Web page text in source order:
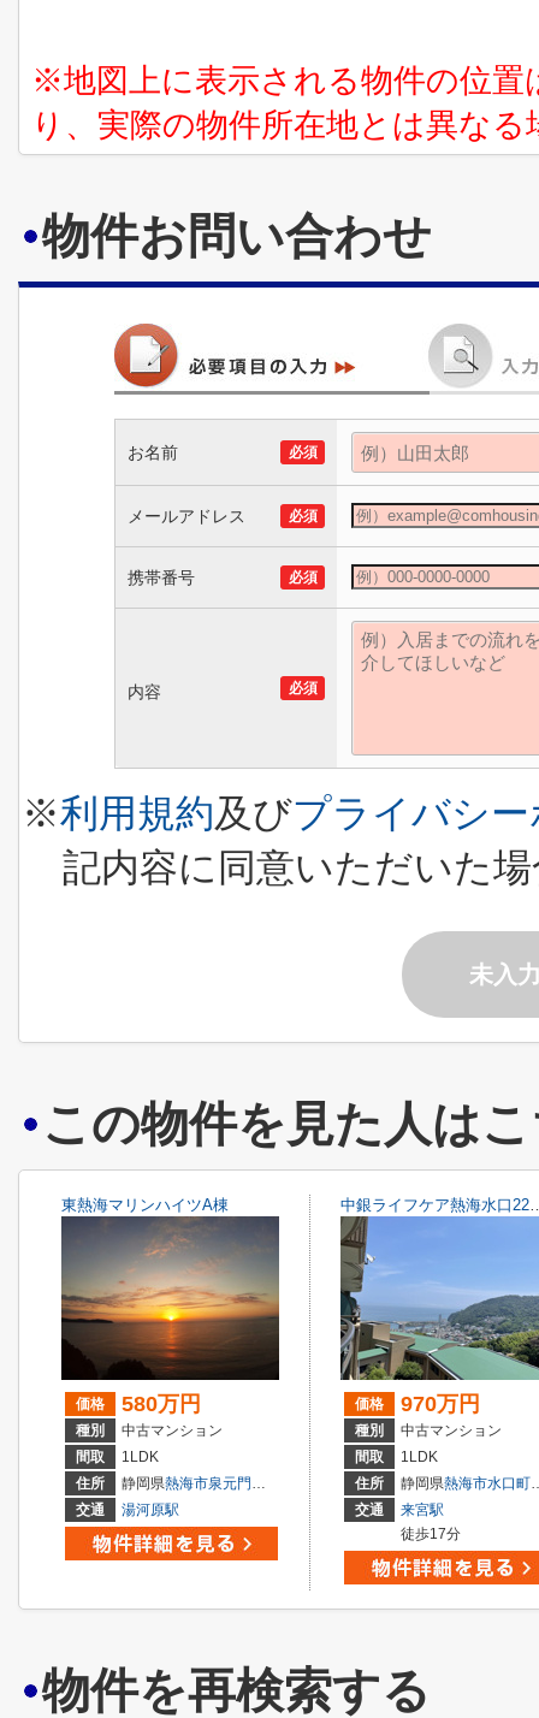
※地図上に表示される物件の位
り、実際の物件所在地とは異な
物件お問い合わせ
お名前 必須
メールアドレス 必須
携帯番号 必須
内容 必須
※利用規約及びプライバシ
記内容に同意いただいた
未入
この物件を見た人は
東熱海マリンハイツA棟
価格 580万円
種別
中古マンション
間取
1LDK
住所
静岡県熱海市泉元門川分
交通
湯河原駅
中銀ライフ
価格 970万円
種別
中古マンション
間取
1LDK
住所
静岡県熱海市水口町
交通
来宮駅
徒歩17分
物件を再検索する